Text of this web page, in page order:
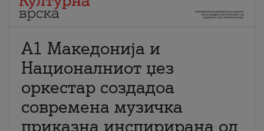
А1 Македонија и
Националниот џез
оркестар создадоа
современа музичка
приказна инспирирана од